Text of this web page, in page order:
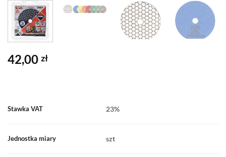
42,00 zł
Stawka VAT 23%
Jednostka miary szt